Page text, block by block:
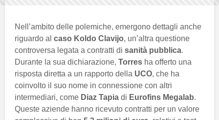
Nell’ambito delle polemiche, emergono dettagli anche
riguardo al caso Koldo Clavijo, un’altra questione
controversa legata a contratti di sanità pubblica.
Durante la sua dichiarazione, Torres ha offerto una
risposta diretta a un rapporto della UCO, che ha
coinvolto il suo nome in connessione con altri
intermediari, come Diaz Tapia di Eurofins Megalab.
Queste aziende hanno ricevuto contratti per un valore